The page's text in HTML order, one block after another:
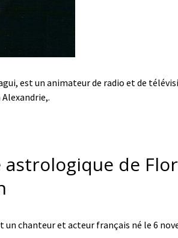
est un animateur de radio et de
astrologique de
un chanteur et acteur français né le 6